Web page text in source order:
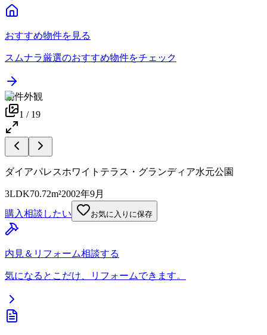
おすすめ物件を見る
スムナラ厳選のおすすめ物件をチェック
物件外観
1 / 19
ダイアパレスホワイトテラス・グランディア水元公園
3LDK70.72m²2002年9月
購入相談したい
お気に入りに保存
内見＆リフォーム相談する
気になるとこだけ、リフォームできます。